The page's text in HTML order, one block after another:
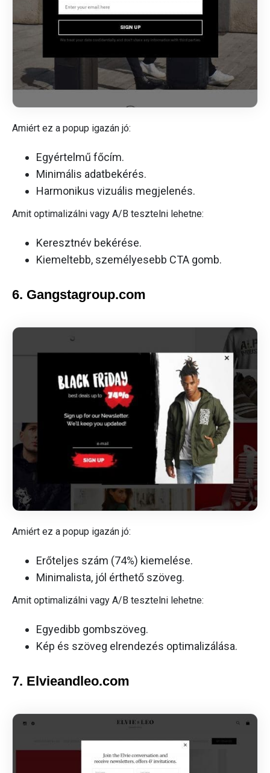
Amiért ez a popup igazán jó:
Egyértelmű főcím.
Minimális adatbekérés.
Harmonikus vizuális megjelenés.
Amit optimalizálni vagy A/B tesztelni lehetne:
Keresztnév bekérése.
Kiemeltebb, személyesebb CTA gomb.
6. Gangstagroup.com
Amiért ez a popup igazán jó:
Erőteljes szám (74%) kiemelése.
Minimalista, jól érthető szöveg.
Amit optimalizálni vagy A/B tesztelni lehetne:
Egyedibb gombszöveg.
Kép és szöveg elrendezés optimalizálása.
7. Elvieandleo.com